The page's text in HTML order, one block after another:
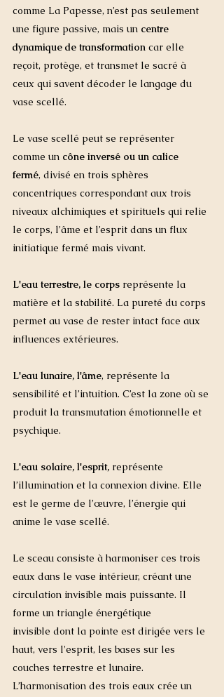
comme La Papesse, n’est pas seulement
une figure passive, mais un centre
dynamique de transformation car elle
reçoit, protège, et transmet le sacré à
ceux qui savent décoder le langage du
vase scellé.
Le vase scellé peut se représenter
comme un cône inversé ou un calice
fermé, divisé en trois sphères
concentriques correspondant aux trois
niveaux alchimiques et spirituels qui relie
le corps, l’âme et l’esprit dans un flux
initiatique fermé mais vivant.
L'eau terrestre, le corps représente la
matière et la stabilité. La pureté du corps
permet au vase de rester intact face aux
influences extérieures.
L'eau lunaire, l'âme, représente la
sensibilité et l’intuition. C’est la zone où se
produit la transmutation émotionnelle et
psychique.
L'eau solaire, l'esprit, représente
l’illumination et la connexion divine. Elle
est le germe de l’œuvre, l’énergie qui
anime le vase scellé.
Le sceau consiste à harmoniser ces trois
eaux dans le vase intérieur, créant une
circulation invisible mais puissante. Il
forme un triangle énergétique
invisible dont la pointe est dirigée vers le
haut, vers l'esprit, les bases sur les
couches terrestre et lunaire.
L’harmonisation des trois eaux crée un